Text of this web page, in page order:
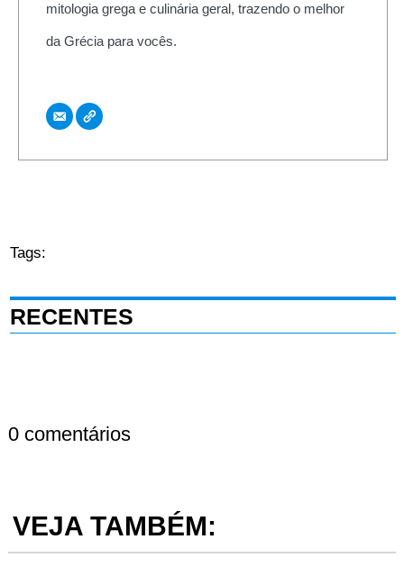
mitologia grega e culinária geral, trazendo o melhor
da Grécia para vocês.
Tags:
RECENTES
0 comentários
VEJA TAMBÉM: